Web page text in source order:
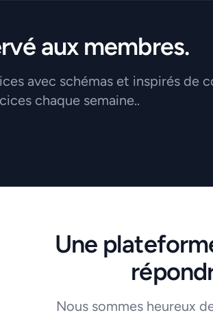
aux membres.
avec schémas et inspirés de
chaque semaine..
Une
Nous sommes heureux